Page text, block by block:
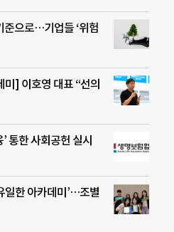
준으로…기업들 ‘위험
] 이호영 대표 “선의
통한 사회공헌 실시
일한 아카데미’…조별